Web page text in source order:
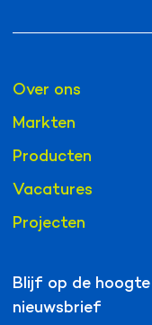
Over ons
Markten
Producten
Vacatures
Projecten
Blijf op de
nieuwsbrief